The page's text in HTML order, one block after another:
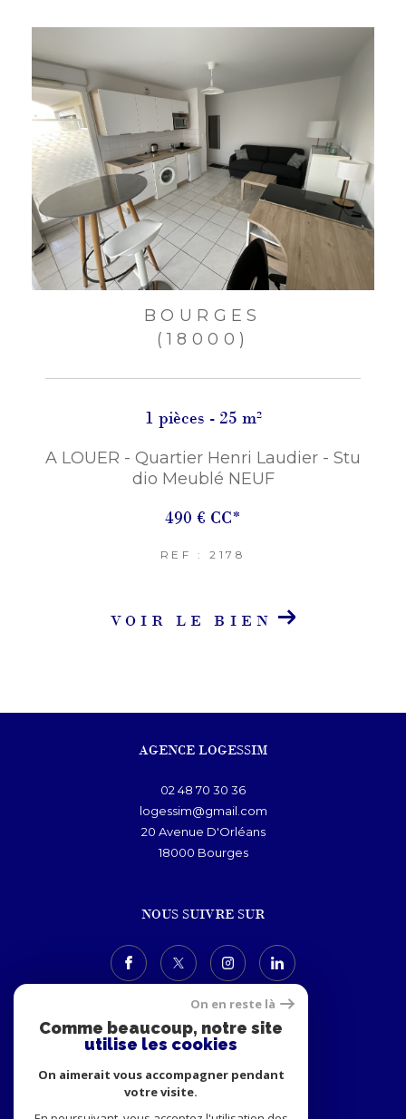
BOURGES
(18000)
1 pièces - 25 m²
A LOUER - Quartier Henri Laudier - Stu
dio Meublé NEUF
490 € CC*
REF : 2178
VOIR LE BIEN
AGENCE LOGESSIM
02 48 70 30 36
logessim@gmail.com
20 Avenue D'Orléans
18000
bourges
NOUS SUIVRE SUR
ADHÉRENTS
On en reste là
Comme beaucoup, notre site
utilise les cookies
On aimerait vous accompagner pendant
votre visite.